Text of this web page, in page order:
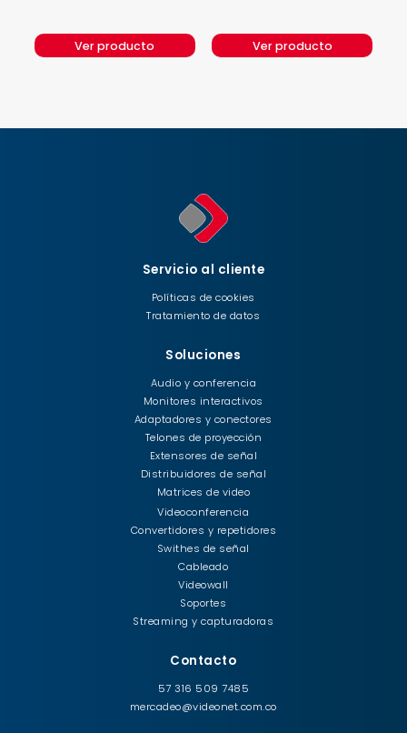
Ver producto Ver producto
Servicio al cliente
Políticas de cookies
Tratamiento de datos
Soluciones
Audio y conferencia
Monitores interactivos
Adaptadores y conectores
Telones de proyección
Extensores de señal
Distribuidores de señal
Matrices de video
Videoconferencia
Convertidores y repetidores
Swithes de señal
Cableado
Videowall
Soportes
Streaming y capturadoras
Contacto
57 316 509 7485
mercadeo@videonet.com.co